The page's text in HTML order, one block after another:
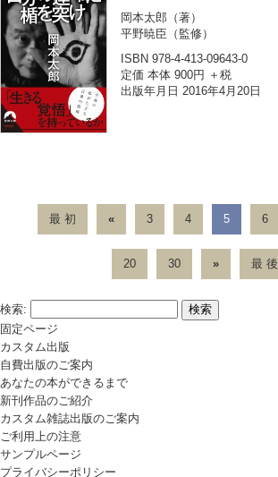
岡本太郎 （著）
平野暁臣 （監修）
ISBN 978-4-413-09643-0
定価 本体 900円 ＋税
出版年月日 2016年4月20日
最 初 « 3 4 5 6
20 30 » 最 後
検索:
固定ページ
カスタム出版
自費出版のご案内
あなたの本ができるまで
新刊作品のご紹介
カスタム雑誌出版のご案内
ご利用上の注意
サンプルページ
プライバシーポリシー